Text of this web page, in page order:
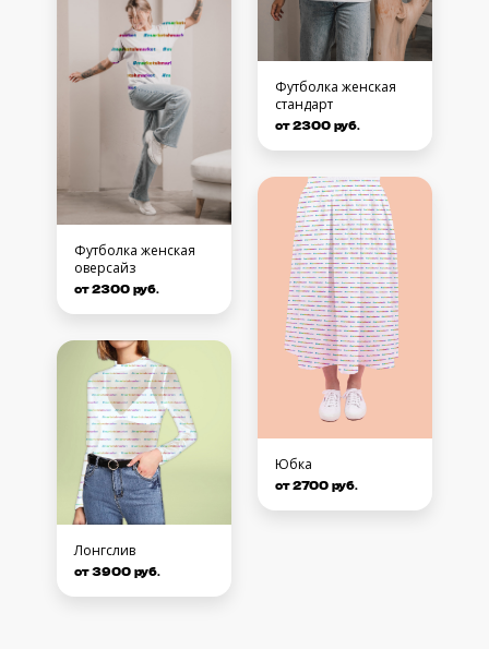
Футболка женская
оверсайз
от 2300 руб.
Лонгслив
от 3900 руб.
Футболка женская
стандарт
от 2300 руб.
Юбка
от 2700 руб.